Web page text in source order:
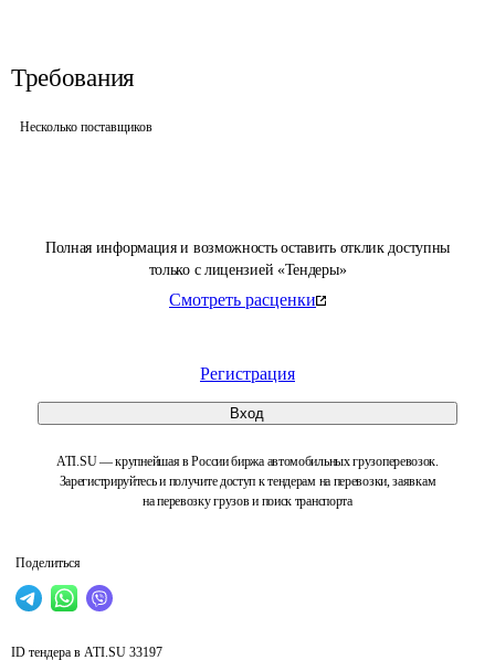
Полная информация и возможность оставить отклик доступны
только с лицензией «Тендеры»
Смотреть расценки
Регистрация
Вход
ATI.SU — крупнейшая в России биржа автомобильных грузоперевозок.
Зарегистрируйтесь и получите доступ к тендерам на перевозки, заявкам
на перевозку грузов и поиск транспорта
Поделиться
Требования
Несколько поставщиков
ID тендера в ATI.SU 33197